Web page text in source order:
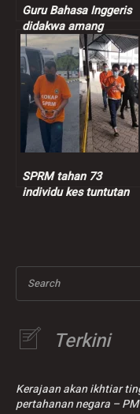
Guru Bahasa Inggeris
didakwa amang
seksual murid
perempuan 9 tahun
SPRM tahan 73
individu kes tuntutan
Search
Terkini
Kerajaan akan ikhtiar
pertahanan negara – PM